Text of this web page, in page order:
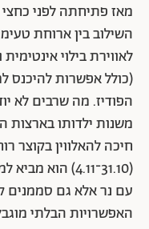
השילוב בין ארוחת
לאווירת בילוי
(כולל אפשרות
הפודיז. מה שרבים לא
משנות ילדותו בארצות
חיכה להאלווין
(31.10־4.11)
עם נר אלא גם סממנים
האפשרויות הבלתי